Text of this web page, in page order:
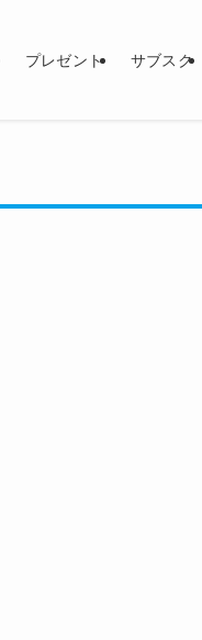
プレゼント サブスク